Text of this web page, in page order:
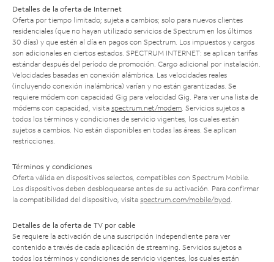
Detalles de la oferta de Internet
Oferta por tiempo limitado; sujeta a cambios; solo para nuevos clientes
residenciales (que no hayan utilizado servicios de Spectrum en los últimos
30 días) y que estén al día en pagos con Spectrum. Los impuestos y cargos
son adicionales en ciertos estados. SPECTRUM INTERNET: se aplican tarifas
estándar después del período de promoción. Cargo adicional por instalación.
Velocidades basadas en conexión alámbrica. Las velocidades reales
(incluyendo conexión inalámbrica) varían y no están garantizadas. Se
requiere módem con capacidad Gig para velocidad Gig. Para ver una lista de
módems con capacidad, visita spectrum.net/modem . Servicios sujetos a
todos los términos y condiciones de servicio vigentes, los cuales están
sujetos a cambios. No están disponibles en todas las áreas. Se aplican
restricciones.
Términos y condiciones
Oferta válida en dispositivos selectos, compatibles con Spectrum Mobile.
Los dispositivos deben desbloquearse antes de su activación. Para confirmar
la compatibilidad del dispositivo, visita spectrum.com/mobile/byod
Detalles de la oferta de TV por cable
Se requiere la activación de una suscripción independiente para ver
contenido a través de cada aplicación de streaming. Servicios sujetos a
todos los términos y condiciones de servicio vigentes, los cuales están